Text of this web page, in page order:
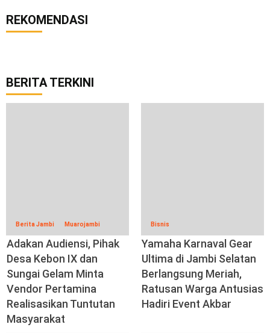
REKOMENDASI
BERITA TERKINI
Berita Jambi Muarojambi
Adakan Audiensi, Pihak
Desa Kebon IX dan
Sungai Gelam Minta
Vendor Pertamina
Realisasikan Tuntutan
Masyarakat
Bisnis
Yamaha Karnaval Gear
Ultima di Jambi Selatan
Berlangsung Meriah,
Ratusan Warga Antusias
Hadiri Event Akbar